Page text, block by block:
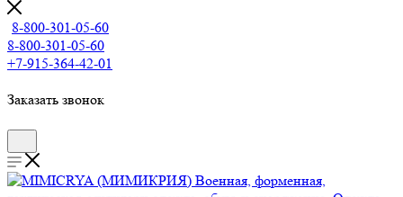
8-800-301-05-60
8-800-301-05-60
+7-915-364-42-01
Заказать звонок